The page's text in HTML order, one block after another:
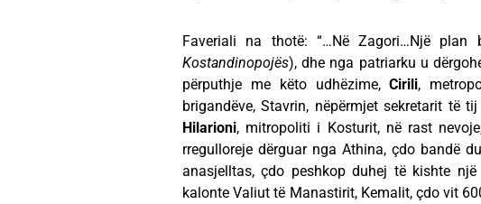
Faveriali na thotë: “…Në Zagori…Një
Kostandinopojës), dhe nga patriarku u
përputhje me këto udhëzime,Cirili,
brigandëve, Stavrin, nëpërmjet sekretarit të
Hilarioni, mitropoliti i Kosturit, në rast
rregulloreje dërguar nga Athina, çdo bandë
anasjelltas, çdo peshkop duhej të kishte
kalonte Valiut të Manastirit, Kemalit, çdo vit